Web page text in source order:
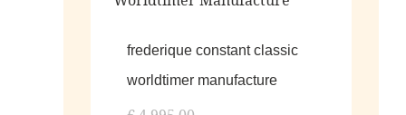
frederique constant classic
worldtimer manufacture